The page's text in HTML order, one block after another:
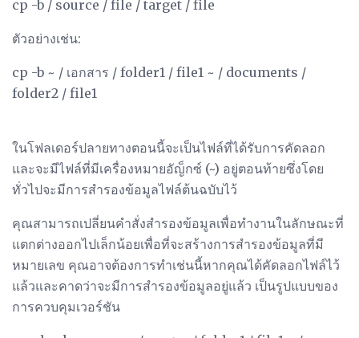
cp -b / source / file / target / file
ตัวอย่างเช่น:
cp -b ~ / เอกสาร / folder1 / file1 ~ / documents /
folder2 / file1
ในโฟลเดอร์ปลายทางตอนนี้จะเป็นไฟล์ที่ได้รับการคัดลอก
และจะมีไฟล์ที่มีเครื่องหมายอัญ็กซ์ (~) อยู่ตอนท้ายซึ่งโดย
ทั่วไปจะมีการสำรองข้อมูลไฟล์ต้นฉบับไว้
คุณสามารถเปลี่ยนคำสั่งสำรองข้อมูลเพื่อทำงานในลักษณะที่
แตกต่างออกไปเล็กน้อยเพื่อที่จะสร้างการสำรองข้อมูลที่มี
หมายเลข คุณอาจต้องการทำเช่นนี้หากคุณได้คัดลอกไฟล์ไว้
แล้วและคาดว่าจะมีการสำรองข้อมูลอยู่แล้ว เป็นรูปแบบของ
การควบคุมเวอร์ชัน